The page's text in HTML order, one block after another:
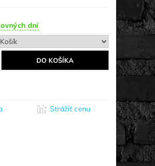
dní
Strážiť cenu